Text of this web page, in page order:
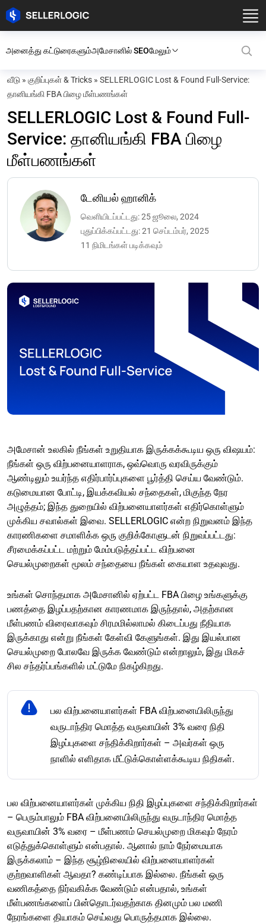
அனைத்து கட்டுரைகளும்அமேசானில் SEOமேலும்
வீடு » குறிப்புகள் & Tricks » SELLERLOGIC Lost & Found Full-Service:
தானியங்கி FBA பிழை மீள்பணங்கள்
SELLERLOGIC Lost & Found Full-
Service: தானியங்கி FBA பிழை
மீள்பணங்கள்
டேனியல் ஹானிக்
வெளியிடப்பட்டது: 25 ஜூலை, 2024
புதுப்பிக்கப்பட்டது: 21 செப்டம்பர், 2025
11 நிமிடங்கள் படிக்கவும்
அமேசான் உலகில் நீங்கள் உறுதியாக இருக்கக்கூடிய ஒரு விஷயம்:
நீங்கள் ஒரு விற்பனையாளராக, ஒவ்வொரு வரவிருக்கும்
ஆண்டிலும் உயர்ந்த எதிர்பார்ப்புகளை பூர்த்தி செய்ய வேண்டும்.
கடுமையான போட்டி, இயக்கவியல் சந்தைகள், மிகுந்த நேர
அழுத்தம்; இந்த துறையில் விற்பனையாளர்கள் எதிர்கொள்ளும்
முக்கிய சவால்கள் இவை. SELLERLOGIC என்ற நிறுவனம் இந்த
காரணிகளை சமாளிக்க ஒரு குறிக்கோளுடன் நிறுவப்பட்டது:
சீரமைக்கப்பட்ட மற்றும் மேம்படுத்தப்பட்ட விற்பனை
செயல்முறைகள் மூலம் சந்தையை நீங்கள் கையாள உதவுவது.
உங்கள் சொந்தமாக அமேசானில் ஏற்பட்ட FBA பிழை உங்களுக்கு
பணத்தை இழப்பதற்கான காரணமாக இருந்தால், அதற்கான
மீள்பணம் விரைவாகவும் சிரமமில்லாமல் கிடைப்பது நீதியாக
இருக்காது என்று நீங்கள் கேள்வி கேளுங்கள். இது இயல்பான
செயல்முறை போலவே இருக்க வேண்டும் என்றாலும், இது மிகச்
சில சந்தர்ப்பங்களில் மட்டுமே நிகழ்கிறது.
பல விற்பனையாளர்கள் FBA விற்பனையிலிருந்து
வருடாந்திர மொத்த வருவாயின் 3% வரை நிதி
இழப்புகளை சந்திக்கிறார்கள் – அவர்கள் ஒரு
நாளில் எளிதாக மீட்டுக்கொள்ளக்கூடிய நிதிகள்.
பல விற்பனையாளர்கள் முக்கிய நிதி இழப்புகளை சந்திக்கிறார்கள்
– பெரும்பாலும் FBA விற்பனையிலிருந்து வருடாந்திர மொத்த
வருவாயின் 3% வரை – மீள்பணம் செயல்முறை மிகவும் நேரம்
எடுத்துக்கொள்ளும் என்பதால். ஆனால் நாம் நேர்மையாக
இருக்கலாம் – இந்த சூழ்நிலையில் விற்பனையாளர்கள்
குற்றவாளிகள் ஆவதா? கண்டிப்பாக இல்லை. நீங்கள் ஒரு
வணிகத்தை நிர்வகிக்க வேண்டும் என்பதால், உங்கள்
மீள்பணங்களைப் பின்தொடர்வதற்காக தினமும் பல மணி
நேரங்களை தியாகம் செய்வது பொருத்தமாக இல்லை.